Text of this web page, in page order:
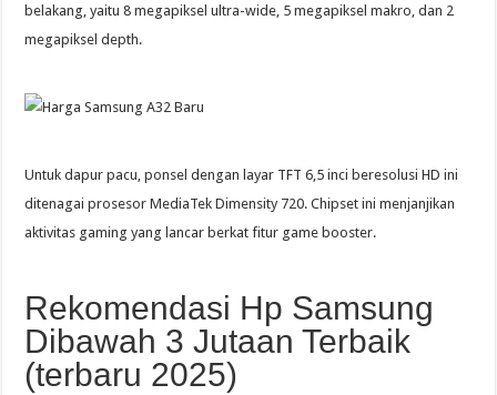
belakang, yaitu 8 megapiksel ultra-wide, 5 megapiksel makro, dan 2
megapiksel depth.
Untuk dapur pacu, ponsel dengan layar TFT 6,5 inci beresolusi HD ini
ditenagai prosesor MediaTek Dimensity 720. Chipset ini menjanjikan
aktivitas gaming yang lancar berkat fitur game booster.
Rekomendasi Hp Samsung
Dibawah 3 Jutaan Terbaik
(terbaru 2025)